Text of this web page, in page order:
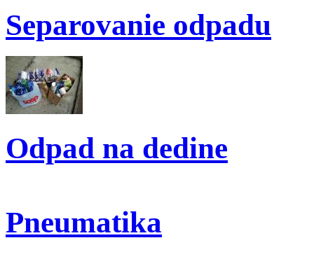
Separovanie odpadu
Odpad na dedine
Pneumatika